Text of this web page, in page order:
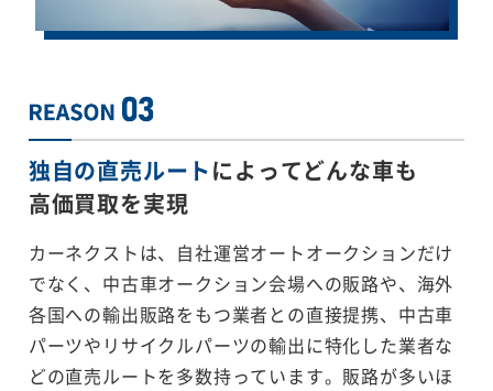
独自の直売ルートによってどんな車も
高価買取を実現
カーネクストは、自社運営オートオークションだけ
でなく、中古車オークション会場への販路や、海外
各国への輸出販路をもつ業者との直接提携、中古車
パーツやリサイクルパーツの輸出に特化した業者な
どの直売ルートを多数持っています。販路が多いほ